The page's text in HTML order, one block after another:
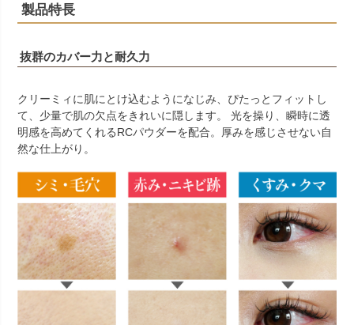
製品特長
抜群のカバー力と耐久力
クリーミィに肌にとけ込むようになじみ、ぴたっとフィットし
て、少量で肌の欠点をきれいに隠します。 光を操り、瞬時に透
明感を高めてくれるRCパウダーを配合。厚みを感じさせない自
然な仕上がり。